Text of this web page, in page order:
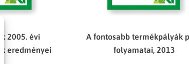
2005. évi
eredményei
A fontosabb termékpályák
folyamatai, 2013